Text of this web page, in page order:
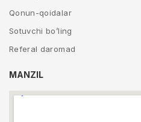
Qonun-qoidalar
Sotuvchi bo’ling
Referal daromad
MANZIL